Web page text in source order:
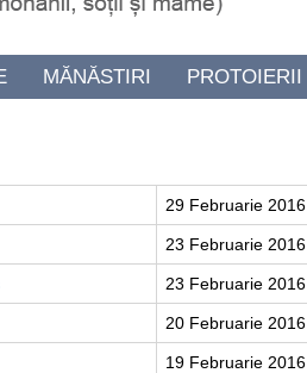
MĂNĂSTIRI PROTOIERII
29 Februarie 2016
23 Februarie 2016
23 Februarie 2016
20 Februarie 2016
19 Februarie 2016